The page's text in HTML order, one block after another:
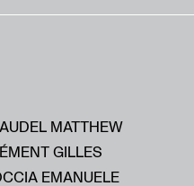
MATTHEW
GILLES
EMANUELE